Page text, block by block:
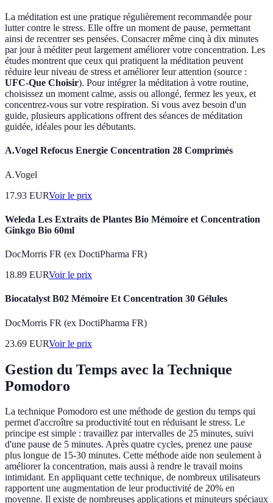
La méditation est une pratique régulièrement recommandée pour
lutter contre le stress. Elle offre un moment de pause, permettant
ainsi de recentrer ses pensées. Consacrer même cinq à dix minutes
par jour à méditer peut largement améliorer votre concentration. Les
études montrent que ceux qui pratiquent la méditation peuvent
réduire leur niveau de stress et améliorer leur attention (source :
UFC-Que Choisir). Pour intégrer la méditation à votre routine,
choisissez un moment calme, assis ou allongé, fermez les yeux, et
concentrez-vous sur votre respiration. Si vous avez besoin d'un
guide, plusieurs applications offrent des séances de méditation
guidée, idéales pour les débutants.
A.Vogel Refocus Energie Concentration 28 Comprimés
A.Vogel
17.93 EURVoir le prix
Weleda Les Extraits de Plantes Bio Mémoire et Concentration
Ginkgo Bio 60ml
DocMorris FR (ex DoctiPharma FR)
18.89 EURVoir le prix
Biocatalyst B02 Mémoire Et Concentration 30 Gélules
DocMorris FR (ex DoctiPharma FR)
23.69 EURVoir le prix
Gestion du Temps avec la Technique
Pomodoro
La technique Pomodoro est une méthode de gestion du temps qui
permet d'accroître sa productivité tout en réduisant le stress. Le
principe est simple : travaillez par intervalles de 25 minutes, suivi
d'une pause de 5 minutes. Après quatre cycles, prenez une pause
plus longue de 15-30 minutes. Cette méthode aide non seulement à
améliorer la concentration, mais aussi à rendre le travail moins
intimidant. En appliquant cette technique, de nombreux utilisateurs
rapportent une augmentation de leur productivité de 20% en
moyenne. Il existe de nombreuses applications et minuteurs spéciaux